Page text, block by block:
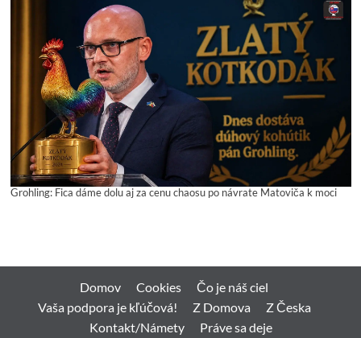
Grohling: Fica dáme dolu aj za cenu chaosu po návrate Matoviča k moci
Domov Cookies
Čo je náš ciel
Vaša podpora je kľúčová!
Z Domova
Z Česka
Kontakt/Námety
Práve sa deje